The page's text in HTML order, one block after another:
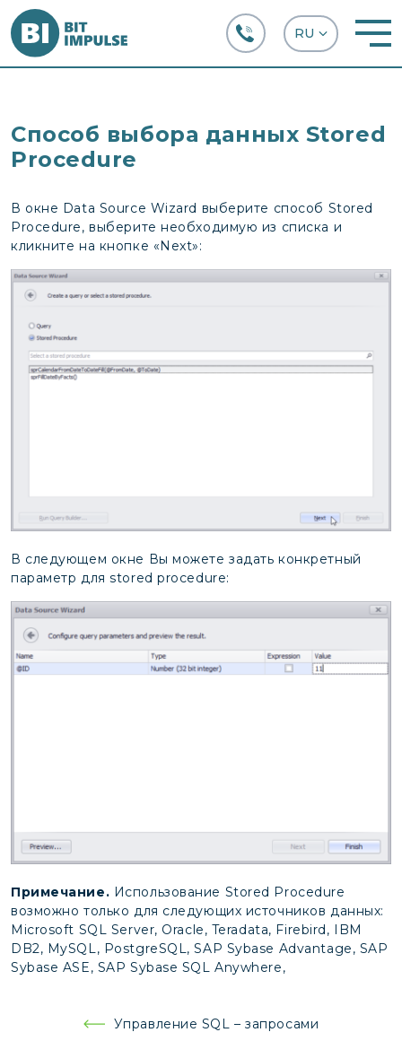
Способ выбора данных Stored
Procedure
В окне Data Source Wizard выберите способ Stored
Procedure, выберите необходимую из списка и
кликните на кнопке «Next»:
В следующем окне Вы можете задать конкретный
параметр для stored procedure:
Примечание. Использование Stored Procedure
возможно только для следующих источников данных:
Microsoft SQL Server, Oracle, Teradata, Firebird, IBM
DB2, MySQL, PostgreSQL, SAP Sybase Advantage, SAP
Sybase ASE, SAP Sybase SQL Anywhere,
НавигацияУправление SQL – запросами